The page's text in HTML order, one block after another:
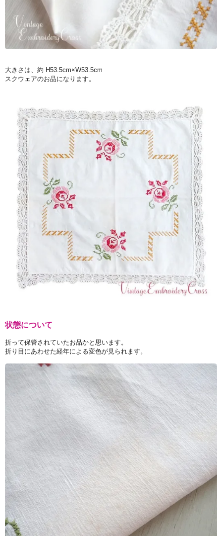
大きさは、約 H53.5cm×W53.5cm
スクウェアのお品になります。
状態について
折って保管されていたお品かと思います。
折り目にあわせた経年による変色が見られます。